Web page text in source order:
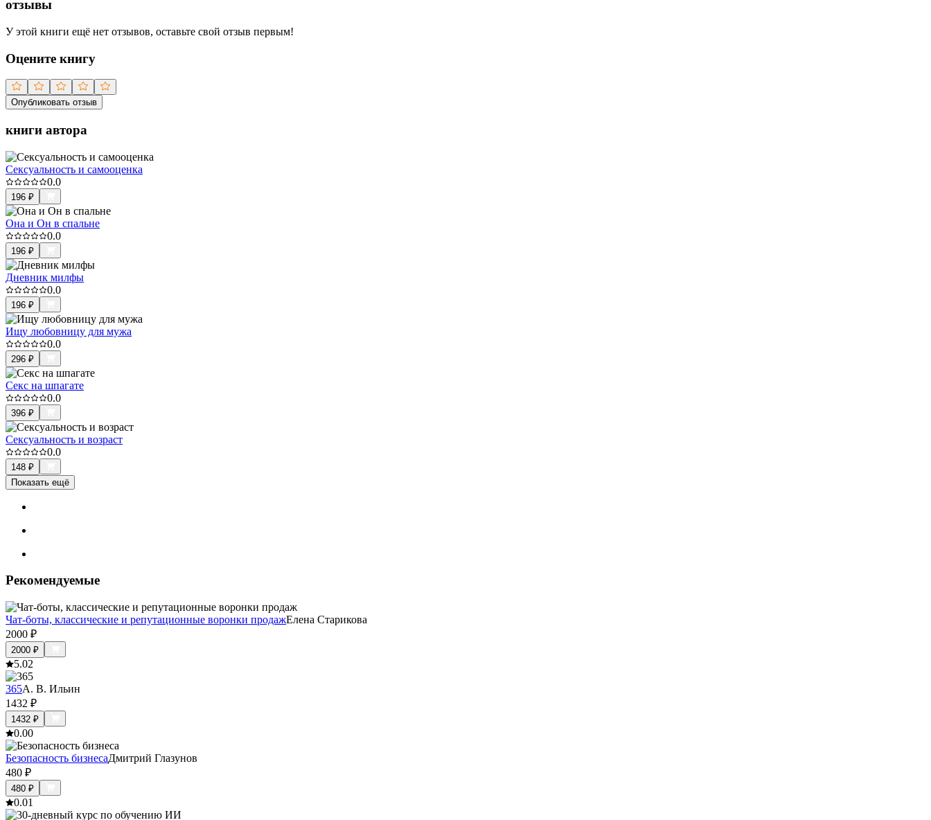
отзывы
У этой книги ещё нет отзывов, оставьте свой отзыв первым!
Оцените книгу
Опубликовать отзыв
книги автора
Сексуальность и самооценка
0.0
196 ₽
Она и Он в спальне
0.0
196 ₽
Дневник милфы
0.0
196 ₽
Ищу любовницу для мужа
0.0
296 ₽
Секс на шпагате
0.0
396 ₽
Сексуальность и возраст
0.0
148 ₽
Показать ещё
Рекомендуемые
Чат-боты, классические и репутационные воронки продажЕлена Старикова
2000 ₽
2000 ₽
5.02
365А. В. Ильин
1432 ₽
1432 ₽
0.00
Безопасность бизнесаДмитрий Глазунов
480 ₽
480 ₽
0.01